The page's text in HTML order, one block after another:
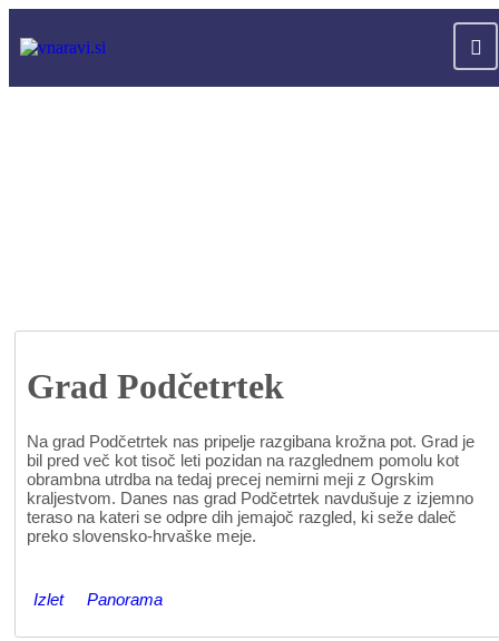
Grad Podčetrtek
Na grad Podčetrtek nas pripelje razgibana krožna pot. Grad je
bil pred več kot tisoč leti pozidan na razglednem pomolu kot
obrambna utrdba na tedaj precej nemirni meji z Ogrskim
kraljestvom. Danes nas grad Podčetrtek navdušuje z izjemno
teraso na kateri se odpre dih jemajoč razgled, ki seže daleč
preko slovensko-hrvaške meje.
Izlet Panorama